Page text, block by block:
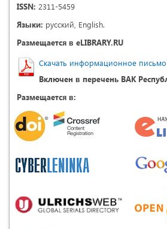
ISSN: 2311-5459
Языки: русский, English.
Размещается в eLIBRARY.RU
Скачать информационное письмо
Включен в перечень ВАК
Размещается в: